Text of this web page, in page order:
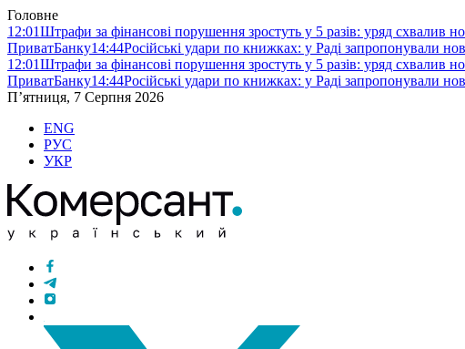
Головне
12:01Штрафи за фінансові порушення зростуть у 5 разів: уряд схвалив
ПриватБанку14:44Російські удари по книжках: у Раді запропонували
12:01Штрафи за фінансові порушення зростуть у 5 разів: уряд схвалив
ПриватБанку14:44Російські удари по книжках: у Раді запропонували
П’ятниця, 7 Серпня 2026
ENG
РУС
УКР